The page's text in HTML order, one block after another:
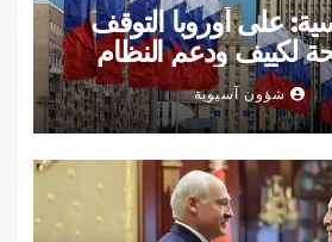
على أوروبا التوقف
لكييف ودعم النظام
شؤون آسيوية